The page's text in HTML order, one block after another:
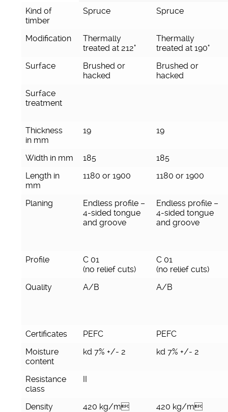
GLADIOLA
AZALEA
Kind of
timber
Spruce Spruce
Modification
Thermally
treated at 212°
Thermally
treated at 190°
Surface
Brushed or
hacked
Brushed or
hacked
Surface
treatment
Thickness
in mm
19 19
Width in mm 185
185
Length in
mm
1180 or 1900 1180 or 1900
Planing
Endless profile –
4-sided tongue
and groove
Endless profile –
4-sided tongue
and groove
Profile
C 01
(no relief cuts)
C 01
(no relief cuts)
Quality
A/B A/B
Certificates PEFC
PEFC
Moisture
content
kd 7% +/- 2 kd 7% +/- 2
Resistance
class
II
Density 420 kg/m
420 kg/m